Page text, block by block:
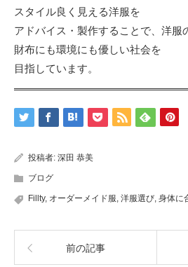
スタイル良く見える洋服を
アドバイス・製作することで、洋服
財布にも環境にも優しい社会を
目指しています。
投稿者: 深田 恭美
ブログ
Fillty, オーダーメイド服, 洋服選び, 身体に
前の記事